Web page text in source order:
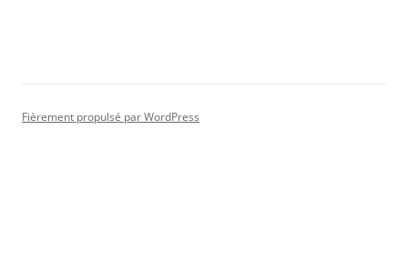
Fièrement propulsé par WordPress